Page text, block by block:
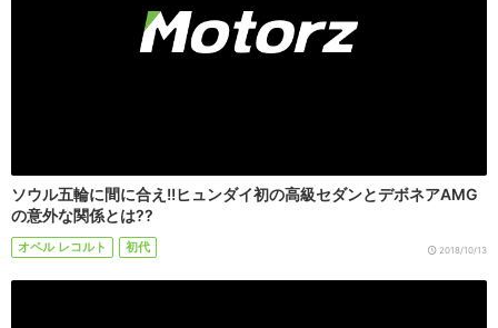
ソウル五輪に間に合え!!ヒュンダイ初の高級セダンとデボネアAMG
の意外な関係とは??
オペル レコルト 初代 2018/10/13